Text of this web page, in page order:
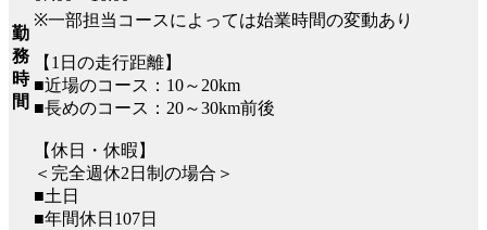
勤
務
時
間
※一部担当コースによっては始業時間の変動あり
【1日の走行距離】
■近場のコース：10～20km
■長めのコース：20～30km前後
【休日・休暇】
＜完全週休2日制の場合＞
■土日
■年間休日107日